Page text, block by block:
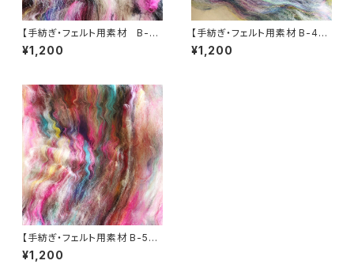
【手紡ぎ・フェルト用素材 B-2】
アートバッツ ピンク・黒系 40
g
¥1,200
【手紡ぎ・フェルト用素材 B-4】
アートバッツ ブルー系40g
¥1,200
【手紡ぎ・フェルト用素材 B-5】
アートバッツ ブルー・ピンク系
40g
¥1,200